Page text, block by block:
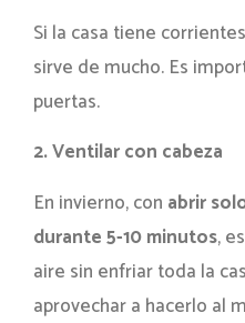
Si la casa tiene
sirve de mucho. Es
puertas.
2. Ventilar con cabeza
En invierno, con abrir
durante 5-10 minutos,
aire sin enfriar toda la
aprovechar a hacerlo al